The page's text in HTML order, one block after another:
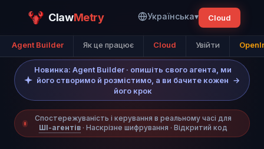
ClawMetry Українська▾ Cloud
Agent Builder Як це працює Cloud Увійти
Новинка: Agent Builder · опишіть свого агента, ми
його створимо й розмістимо, а ви бачите кожен
його крок
→
Спостережуваність і керування в реальному часі для
ШІ-агентів · Наскрізне шифрування · Відкритий код